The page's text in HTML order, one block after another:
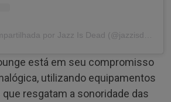
está em seu compromisso
utilizando equipamentos
resgatam a sonoridade das